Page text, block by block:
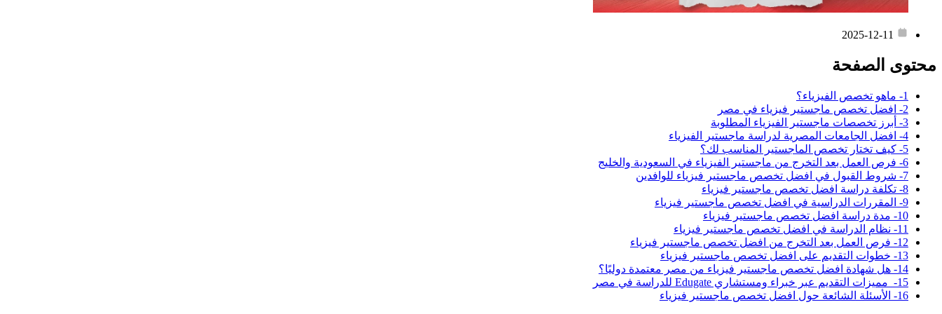
2025-12-11
محتوى الصفحة
1- ماهو تخصص الفيزياء؟
2- افضل تخصص ماجستير فيزياء في مصر
3- أبرز تخصصات ماجستير الفيزياء المطلوبة
4- افضل الجامعات المصرية لدراسة ماجستير الفيزياء
5- كيف تختار تخصص الماجستير المناسب لك؟
6- فرص العمل بعد التخرج من ماجستير الفيزياء في السعودية والخليج
7- شروط القبول في افضل تخصص ماجستير فيزياء للوافدين
8- تكلفة دراسة افضل تخصص ماجستير فيزياء
9- المقررات الدراسية في افضل تخصص ماجستير فيزياء
10- مدة دراسة افضل تخصص ماجستير فيزياء
11- نظام الدراسة في افضل تخصص ماجستير فيزياء
12- فرص العمل بعد التخرج من افضل تخصص ماجستير فيزياء
13- خطوات التقديم على افضل تخصص ماجستير فيزياء
14- هل شهادة افضل تخصص ماجستير فيزياء من مصر معتمدة دوليًا؟
15- مميزات التقديم عبر خبراء ومستشاري Edugate للدراسة في مصر
16- الأسئلة الشائعة حول افضل تخصص ماجستير فيزياء